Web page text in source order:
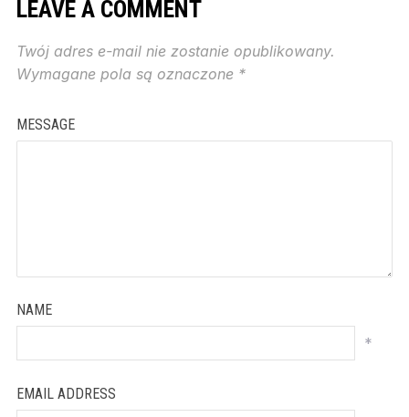
LEAVE A COMMENT
Twój adres e-mail nie zostanie opublikowany.
Wymagane pola są oznaczone *
MESSAGE
NAME
*
EMAIL ADDRESS